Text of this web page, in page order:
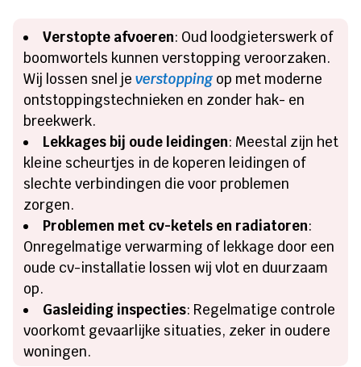
Verstopte afvoeren: Oud loodgieterswerk of
boomwortels kunnen verstopping veroorzaken.
Wij lossen snel jeverstopping op met moderne
ontstoppingstechnieken en zonder hak- en
breekwerk.
Lekkages bij oude leidingen: Meestal zijn het
kleine scheurtjes in de koperen leidingen of
slechte verbindingen die voor problemen
zorgen.
Problemen met cv-ketels en radiatoren:
Onregelmatige verwarming of lekkage door een
oude cv-installatie lossen wij vlot en duurzaam
op.
Gasleiding inspecties: Regelmatige controle
voorkomt gevaarlijke situaties, zeker in oudere
woningen.